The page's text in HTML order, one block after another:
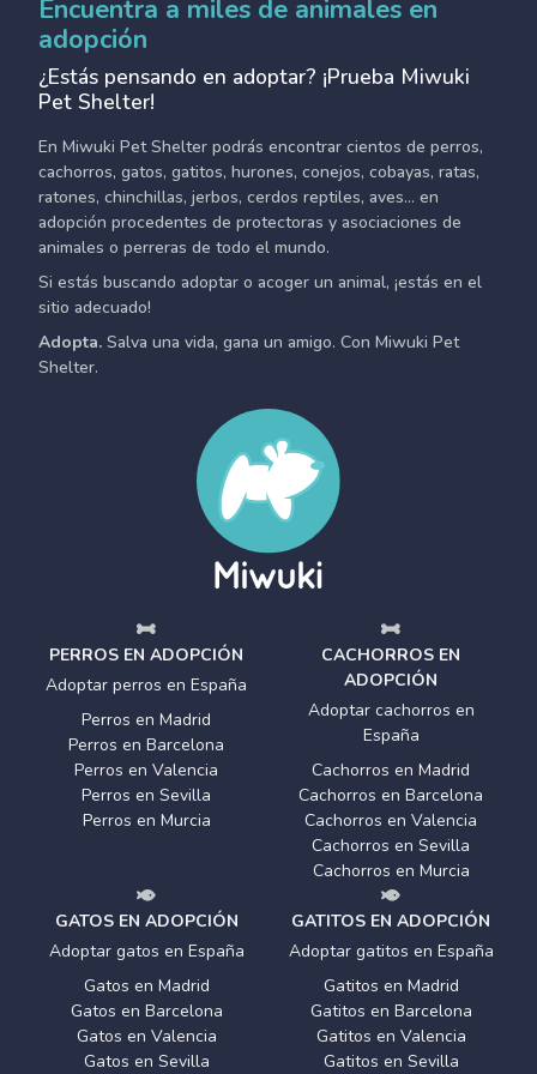
Encuentra a miles de animales en
adopción
¿Estás pensando en adoptar? ¡Prueba Miwuki
Pet Shelter!
En Miwuki Pet Shelter podrás encontrar cientos de perros,
cachorros, gatos, gatitos, hurones, conejos, cobayas, ratas,
ratones, chinchillas, jerbos, cerdos reptiles, aves... en
adopción procedentes de protectoras y asociaciones de
animales o perreras de todo el mundo.
Si estás buscando adoptar o acoger un animal, ¡estás en el
sitio adecuado!
Adopta. Salva una vida, gana un amigo. Con Miwuki Pet
Shelter.
PERROS EN ADOPCIÓN
Adoptar perros en España
Perros en Madrid
Perros en Barcelona
Perros en Valencia
Perros en Sevilla
Perros en Murcia
CACHORROS EN
ADOPCIÓN
Adoptar cachorros en
España
Cachorros en Madrid
Cachorros en Barcelona
Cachorros en Valencia
Cachorros en Sevilla
Cachorros en Murcia
GATOS EN ADOPCIÓN
Adoptar gatos en España
Gatos en Madrid
Gatos en Barcelona
Gatos en Valencia
Gatos en Sevilla
GATITOS EN ADOPCIÓN
Adoptar gatitos en España
Gatitos en Madrid
Gatitos en Barcelona
Gatitos en Valencia
Gatitos en Sevilla